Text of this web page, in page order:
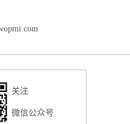
关注
微信公众号